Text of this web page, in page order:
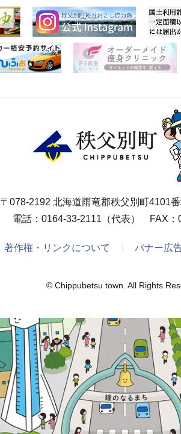
〒078-2192 北海道雨竜郡秩父別町4101
電話： 0164-33-2111 （代表） FAX：
著作権・リンクについて バナー広
© Chippubetsu town. All Rights